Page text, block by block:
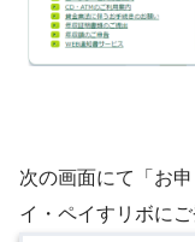
次の画面にて「お
イ・ペイすリボにご